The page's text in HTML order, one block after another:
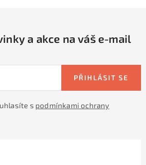
a akce na váš e-mail
s podmínkami ochrany
PŘIHLÁSIT SE